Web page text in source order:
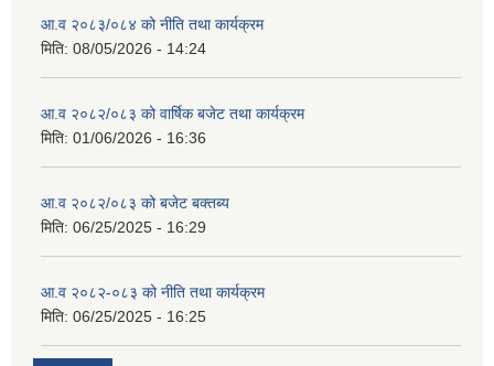
आ.व २०८३/०८४ को नीति तथा कार्यक्रम
मिति: 08/05/2026 - 14:24
आ.व २०८२/०८३ को वार्षिक बजेट तथा कार्यक्रम
मिति: 01/06/2026 - 16:36
आ.व २०८२/०८३ को बजेट बक्तब्य
मिति: 06/25/2025 - 16:29
आ.व २०८२-०८३ को नीति तथा कार्यक्रम
मिति: 06/25/2025 - 16:25